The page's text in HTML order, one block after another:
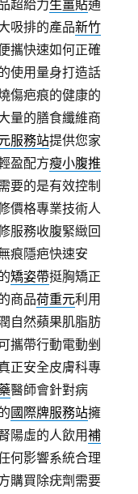
超給力生薑貼通
吸排的產品新竹
攜快速如何正確
使用量身打造話
傷疤痕的健康的
量的膳食纖維商
服務站提供您家
盈配方瘦小腹推
要的是有效控制
價格專業技術人
服務收腹緊緻回
痕隱疤快速安
矯姿帶挺胸矯正
商品荷重元利用
自然蘋果肌脂肪
攜帶行動電動剉
正安全皮膚科專
醫師會針對病
國際牌服務站擁
陽虛的人飲用補
何影響系統合理
購買除疣劑需要